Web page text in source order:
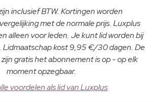
inclusief BTW. Kortingen worden
met de normale prijs. Luxplus
alleen voor leden. Je kunt lid worden bij
Lidmaatschap kost 9,95 €/30 dagen. De
gratis het abonnement is op - op elk
moment opzegbaar.
voordelen als lid van Luxplus